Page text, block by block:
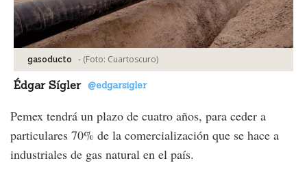
gasoducto - (Foto: Cuartoscuro)
Édgar Sígler @edgarsigler
Pemex tendrá un plazo de cuatro años, para ceder a
particulares 70% de la comercialización que se hace a
industriales de gas natural en el país.